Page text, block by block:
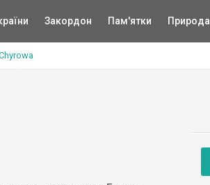
Закордон Пам'ятки Природа